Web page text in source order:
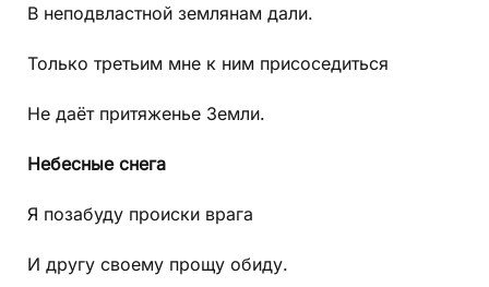
В неподвластной землянам дали.
Только третьим мне к ним присоседиться
Не даёт притяженье Земли.
Небесные снега
Я позабуду происки врага
И другу своему прощу обиду.